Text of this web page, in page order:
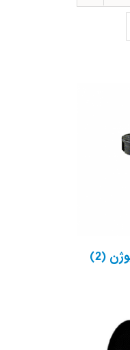
(2)